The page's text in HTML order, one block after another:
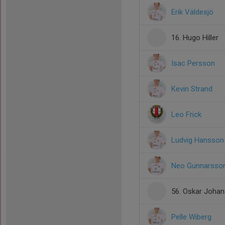
Erik Väldesjö
16. Hugo Hiller
Isac Persson
Kevin Strand
Leo Frick
Ludvig Hansson
Neo
56. Oskar
Pelle Wiberg